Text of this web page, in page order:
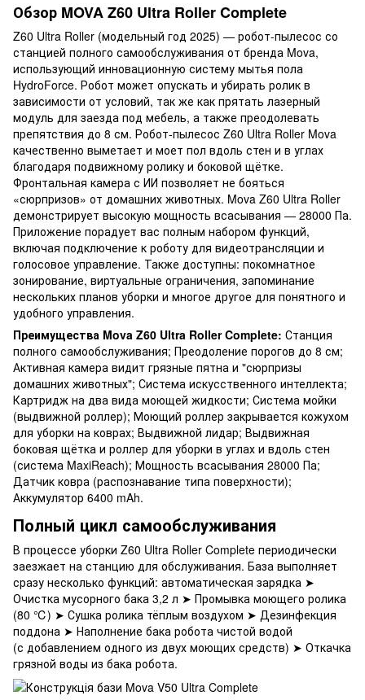
Обзор MOVA Z60 Ultra Roller Complete
Z60 Ultra Roller (модельный год 2025) — робот-пылесос со
станцией полного самообслуживания от бренда Mova,
использующий инновационную систему мытья пола
HydroForce. Робот может опускать и убирать ролик в
зависимости от условий, так же как прятать лазерный
модуль для заезда под мебель, а также преодолевать
препятствия до 8 см. Робот-пылесос Z60 Ultra Roller Mova
качественно выметает и моет пол вдоль стен и в углах
благодаря подвижному ролику и боковой щётке.
Фронтальная камера с ИИ позволяет не бояться
«сюрпризов» от домашних животных. Mova Z60 Ultra Roller
демонстрирует высокую мощность всасывания — 28000 Па.
Приложение порадует вас полным набором функций,
включая подключение к роботу для видеотрансляции и
голосовое управление. Также доступны: покомнатное
зонирование, виртуальные ограничения, запоминание
нескольких планов уборки и многое другое для понятного и
удобного управления.
Преимущества Mova Z60 Ultra Roller Complete: Станция
полного самообслуживания; Преодоление порогов до 8 см;
Активная камера видит грязные пятна и "сюрпризы
домашних животных"; Система искусственного интеллекта;
Картридж на два вида моющей жидкости; Система мойки
(выдвижной роллер); Моющий роллер закрывается кожухом
для уборки на коврах; Выдвижной лидар; Выдвижная
боковая щётка и роллер для уборки в углах и вдоль стен
(система MaxiReach); Мощность всасывания 28000 Па;
Датчик ковра (распознавание типа поверхности);
Аккумулятор 6400 mAh.
Полный цикл самообслуживания
В процессе уборки Z60 Ultra Roller Complete периодически
заезжает на станцию для обслуживания. База выполняет
сразу несколько функций: автоматическая зарядка ➤
Очистка мусорного бака 3,2 л ➤ Промывка моющего ролика
(80 ℃) ➤ Сушка ролика тёплым воздухом ➤ Дезинфекция
поддона ➤ Наполнение бака робота чистой водой
(с добавлением одного из двух моющих средств) ➤ Откачка
грязной воды из бака робота.